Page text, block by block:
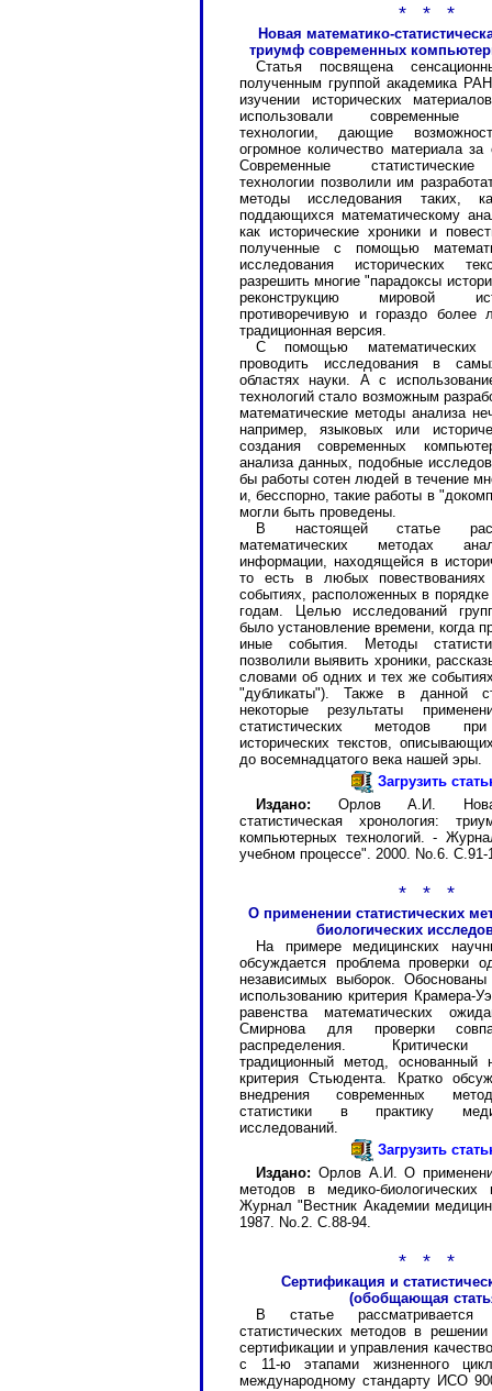
* * *
Новая математико-
триумф современных
Статья посвящена
полученным группой академика
изучении исторических
использовали современные
технологии, дающие
огромное количество материала
Современные
технологии позволили им
методы исследования таких,
поддающихся математическому
как исторические хроники и
полученные с помощью
исследования исторических
разрешить многие "парадоксы
реконструкцию мировой
противоречивую и гораздо более
традиционная версия.
С помощью математических
проводить исследования в
областях науки. А с
технологий стало возможным
математические методы анализа
например, языковых или
создания современных
анализа данных, подобные
бы работы сотен людей в течение
и, бесспорно, такие работы в
могли быть проведены.
В настоящей статье
математических методах
информации, находящейся в
то есть в любых повествованиях
событиях, расположенных в
годам. Целью исследований
было установление времени, когда
иные события. Методы
позволили выявить хроники,
словами об одних и тех же
"дубликаты"). Также в данной
некоторые результаты
статистических методов
исторических текстов,
до восемнадцатого века нашей эры.
Загрузить
Издано: Орлов А.И. Новая
статистическая хронология:
компьютерных технологий. -
учебном процессе". 2000. No.6. С.91-
* * *
О применении статистических
биологических
На примере медицинских
обсуждается проблема проверки
независимых выборок.
использованию критерия Крамера-
равенства математических
Смирнова для проверки
распределения. Критически
традиционный метод, основанный
критерия Стьюдента. Кратко
внедрения современных
статистики в практику
исследований.
Загрузить
Издано: Орлов А.И. О
методов в медико-биологических
Журнал "Вестник Академии
1987. No.2. С.88-94.
* * *
Сертификация и
(обобщающая
В статье
статистических методов в
сертификации и управления
с 11-ю этапами жизненного
международному стандарту ИСО